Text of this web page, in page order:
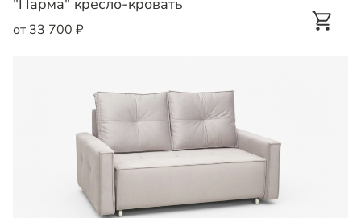
"Парма" кресло-кровать
от 33 700 ₽